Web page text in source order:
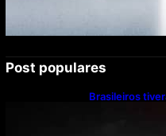
Post populares
Brasileiros